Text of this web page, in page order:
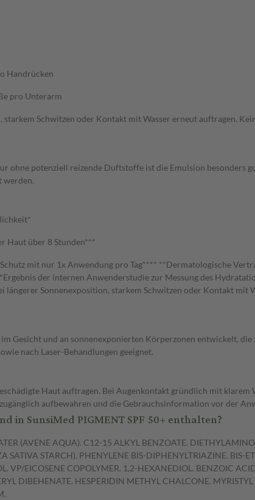
Handrücken
pro Unterarm
starkem Schwitzen oder Kontakt mit Wasser erneut auftragen.
ohne potenziell reizende Duftstoffe ist die Emulsion besonders
werden.
Haut über 8 Stunden***
mit nur 1x Anwendung pro Tag**** **Dermatologische
der internen Anwenderstudie zur Messung des
längerer Sonnenexposition, starkem Schwitzen oder Kontakt mit
Gesicht und an sonnenexponierten Körperzonen entwickelt,
nach Laser-Behandlungen geeignet.
Haut auftragen. Bei Augenkontakt gründlich mit
aufbewahren und die Gebrauchsinformation vor der
in SunsiMed PIGMENT SPF 50+ enthalten?
(AVENE AQUA). C12-15 ALKYL BENZOATE.
SATIVA STARCH). PHENYLENE BIS-DIPHENYLTRIAZINE.
VP/EICOSENE COPOLYMER. 1,2-HEXANEDIOL. BENZOIC
DIBEHENATE. HESPERIDIN METHYL CHALCONE.